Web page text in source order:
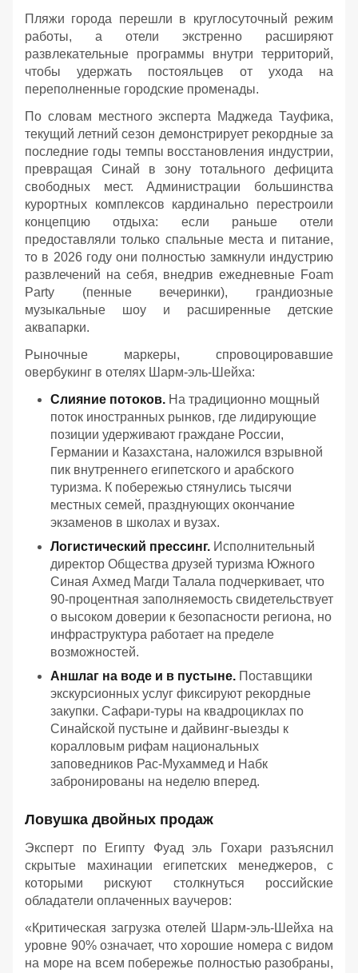
Пляжи города перешли в круглосуточный режим
работы, а отели экстренно расширяют
развлекательные программы внутри территорий,
чтобы удержать постояльцев от ухода на
переполненные городские променады.
По словам местного эксперта Маджеда Тауфика,
текущий летний сезон демонстрирует рекордные за
последние годы темпы восстановления индустрии,
превращая Синай в зону тотального дефицита
свободных мест. Администрации большинства
курортных комплексов кардинально перестроили
концепцию отдыха: если раньше отели
предоставляли только спальные места и питание,
то в 2026 году они полностью замкнули индустрию
развлечений на себя, внедрив ежедневные Foam
Party (пенные вечеринки), грандиозные
музыкальные шоу и расширенные детские
аквапарки.
Рыночные маркеры, спровоцировавшие
овербукинг в отелях Шарм-эль-Шейха:
Слияние потоков. На традиционно мощный
поток иностранных рынков, где лидирующие
позиции удерживают граждане России,
Германии и Казахстана, наложился взрывной
пик внутреннего египетского и арабского
туризма. К побережью стянулись тысячи
местных семей, празднующих окончание
экзаменов в школах и вузах.
Логистический прессинг. Исполнительный
директор Общества друзей туризма Южного
Синая Ахмед Магди Талала подчеркивает, что
90-процентная заполняемость свидетельствует
о высоком доверии к безопасности региона, но
инфраструктура работает на пределе
возможностей.
Аншлаг на воде и в пустыне. Поставщики
экскурсионных услуг фиксируют рекордные
закупки. Сафари-туры на квадроциклах по
Синайской пустыне и дайвинг-выезды к
коралловым рифам национальных
заповедников Рас-Мухаммед и Набк
забронированы на неделю вперед.
Ловушка двойных продаж
Эксперт по Египту Фуад эль Гохари разъяснил
скрытые махинации египетских менеджеров, с
которыми рискуют столкнуться российские
обладатели оплаченных ваучеров:
«Критическая загрузка отелей Шарм-эль-Шейха на
уровне 90% означает, что хорошие номера с видом
на море на всем побережье полностью разобраны,